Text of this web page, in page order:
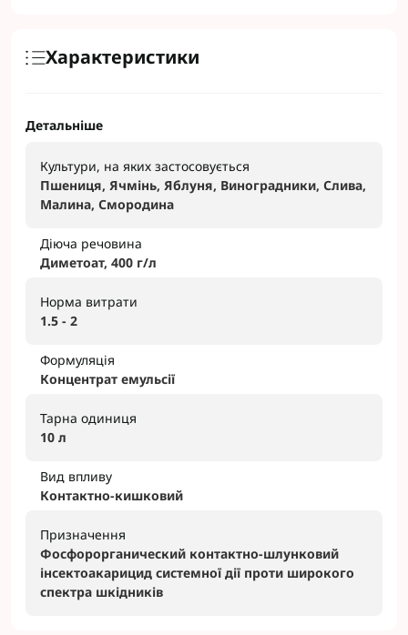
Характеристики
Детальніше
Культури, на яких застосовується
Пшениця, Ячмінь, Яблуня, Виноградники, Слива,
Малина, Смородина
Діюча речовина
Диметоат, 400 г/л
Норма витрати
1.5 - 2
Формуляція
Концентрат емульсії
Тарна одиниця
10 л
Вид впливу
Контактно-кишковий
Призначення
Фосфорорганический контактно-шлунковий
інсектоакарицид системної дії проти широкого
спектра шкідників